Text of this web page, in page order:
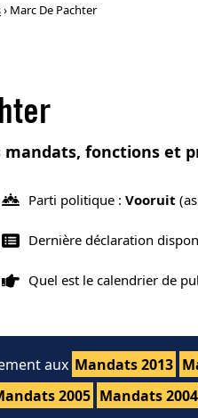
› Marc De Pachter
fonctions et
Parti politique : Vooruit
Dernière déclaration
Quel est le calendrier de
aux Mandats 2013
2005 Mandats 2004